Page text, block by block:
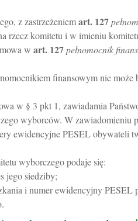
z zastrzeżeniemart. 127
rzecz komitetu i w imieniu
w art. 127pełnomocnik
finansowym nie może
w § 3 pkt 1, zawiadamia
wyborców. W zawiadomieniu
ewidencyjne PESEL obywateli
wyborczego podaje się:
jego siedziby;
i numer ewidencyjny PESEL